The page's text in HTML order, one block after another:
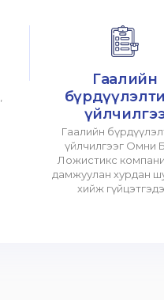
Гаалийн
Гаалийн
үйлчилгээг Омни
Ложистикс
дамжуулан хурдан
хийж